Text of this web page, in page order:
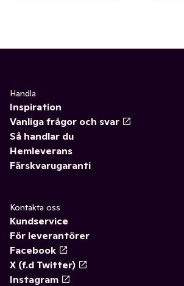
Handla
Inspiration
Vanliga frågor och svar
Så handlar du
Hemleverans
Färskvarugaranti
Kontakta oss
Kundservice
För leverantörer
Facebook
X (f.d Twitter)
Instagram